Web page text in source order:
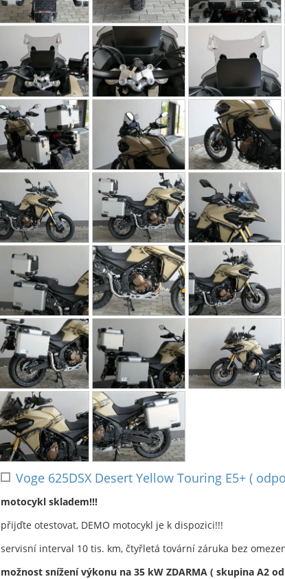
Voge 625DSX Desert Yellow Touring E5+ (
motocykl skladem!!!
přijďte otestovat, DEMO motocykl je k dispozici!!!
servisní interval 10 tis. km, čtyřletá tovární záruka bez
možnost snížení výkonu na 35 kW ZDARMA ( skupina A2